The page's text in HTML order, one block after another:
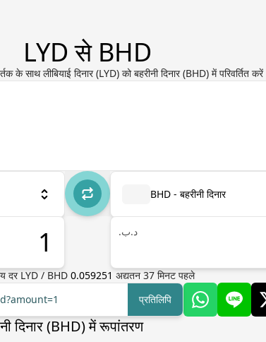
LYD से BHD
के साथ लीबियाई दिनार (LYD) को बहरीनी दिनार (BHD) में परिवर्तित करें
BHD - बहरीनी दिनार
.د.ب
दर LYD / BHD 0.059251 अद्यतन 37 मिनट पहले
प्रतिलिपि
दिनार (BHD) में रूपांतरण